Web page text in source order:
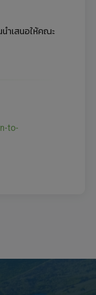
ำเสนอให้คณะ
to-